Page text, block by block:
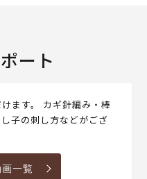
ート
ます。 カギ針編み・棒
子の刺し方などがござ
一覧